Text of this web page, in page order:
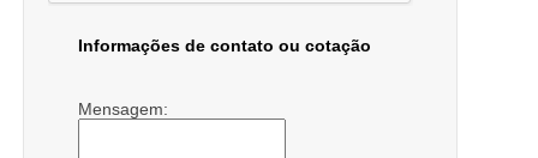
Informações de contato ou cotação
Mensagem: